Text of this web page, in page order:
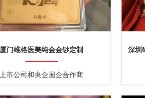
厦门维格医美纯金金钞定制
上市公司和央企国企合作商
深圳